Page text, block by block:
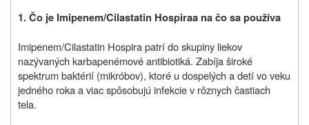
1. Čo je Imipenem/Cilastatin Hospiraa na čo sa používa
Imipenem/Cilastatin Hospira patrí do skupiny liekov
nazývaných karbapenémové antibiotiká. Zabíja široké
spektrum baktérií (mikróbov), ktoré u dospelých a detí vo veku
jedného roka a viac spôsobujú infekcie v rôznych častiach
tela.